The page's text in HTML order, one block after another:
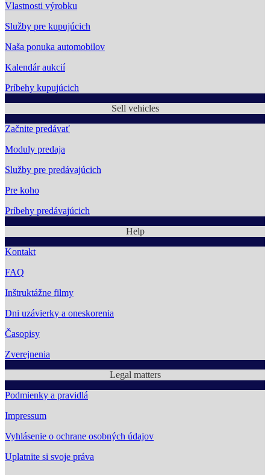
Vlastnosti výrobku
Služby pre kupujúcich
Naša ponuka automobilov
Kalendár aukcií
Príbehy kupujúcich
Sell vehicles
Začnite predávať
Moduly predaja
Služby pre predávajúcich
Pre koho
Príbehy predávajúcich
Help
Kontakt
FAQ
Inštruktážne filmy
Dni uzávierky a oneskorenia
Časopisy
Zverejnenia
Legal matters
Podmienky a pravidlá
Impressum
Vyhlásenie o ochrane osobných údajov
Uplatnite si svoje práva